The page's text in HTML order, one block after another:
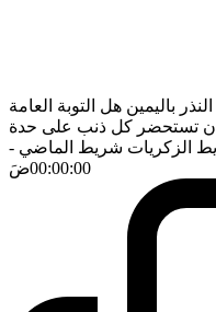
باليمين هل التوبة العامة
ان تستحضر كل ذنب على حدة
الزكريات شريط الماضي -
00:00:00ضَ